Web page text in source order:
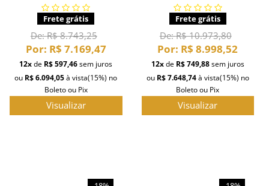
Frete grátis
De:R$ 8.743,25
Por: R$ 7.169,47
12xde R$ 597,46sem juros
ou R$ 6.094,05à vista(15%) no
Boleto ou Pix
Visualizar
Frete grátis
De:R$ 10.973,80
Por: R$ 8.998,52
12xde R$ 749,88sem juros
ou R$ 7.648,74à vista(15%) no
Boleto ou Pix
Visualizar